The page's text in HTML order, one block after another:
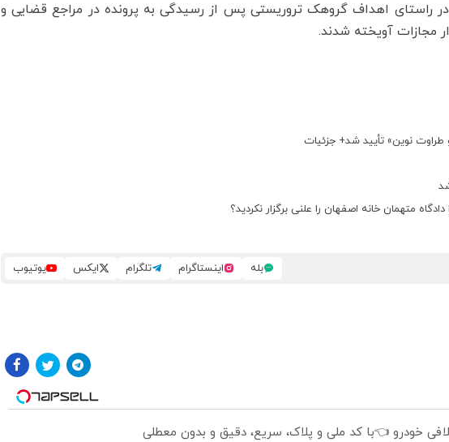
در راستای اهداف گروهک تروریستی پس از رسیدگی به پرونده‌ در مراجع قضایی و
مجازات آویخته شدند.
نوین» تأیید شد+ جزئیات
دادگاه متهمان خانه اصفهان را علنی برگزار نکردید؟
بله اینستاگرام تلگرام ایکس یوتیوب
خودرو 👈با کد ملی و پلاک، سریع، دقیق و بدون معطلی